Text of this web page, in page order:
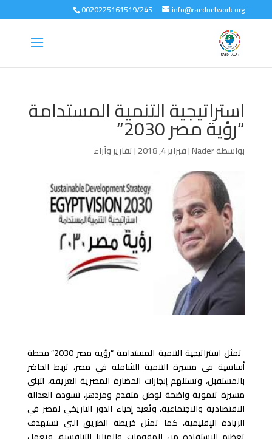
0020225161519/245 info@raednetwork.org
استراتيجية التنمية المستدامة
“رؤية مصر 2030”
بواسطةNader
|فبراير 4, 2018 |تقارير وآراء
تمثل استراتيجية التنمية المستد​​امة “رؤية مصر 2030” محطة
أساسية في مسيرة التنمية الشاملة في مصر، تربط الحاضر
بالمستقبل، وتستلهم إنجازات الحضارة المصرية العريقة، لتبني
مسيرة تنموية واضحة لوطن متقدم ومزدهر، تسوده العدالة
الاقتصادية والاجتماعية، وتُعيد إحياء الدور التاريخي لمصر في
الريادة الإقليمية، كما تمثل خريطة الطريق التي تستهدف